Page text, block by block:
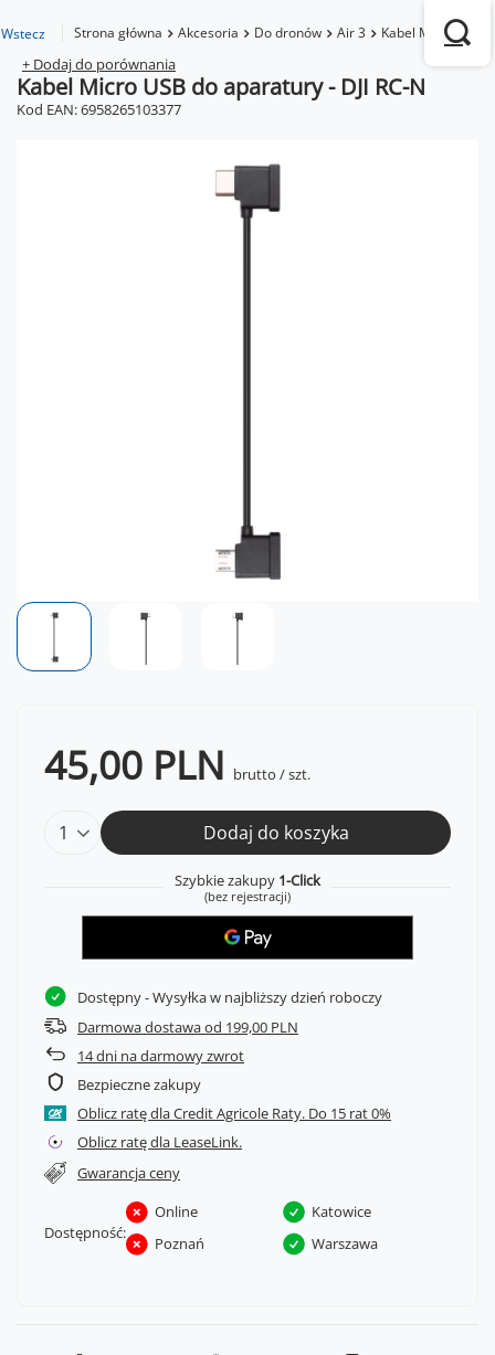
Wstecz Strona główna Akcesoria Do dronów Air 3 Kabel Micro USB
+ Dodaj do porównania
Kabel Micro USB do aparatury - DJI RC-N
Kod EAN: 6958265103377
45,00 PLN brutto /szt.
Dodaj do koszyka
Szybkie zakupy 1-Click
(bez rejestracji)
Dostępny- Wysyłka w najbliższy dzień roboczy
Darmowa dostawa od 199,00 PLN
14dni na darmowy zwrot
Bezpieczne zakupy
Oblicz ratę dla Credit Agricole Raty.
Oblicz ratę dla LeaseLink.
Gwarancja ceny
Dostępność:
Online
Katowice
Poznań
Warszawa